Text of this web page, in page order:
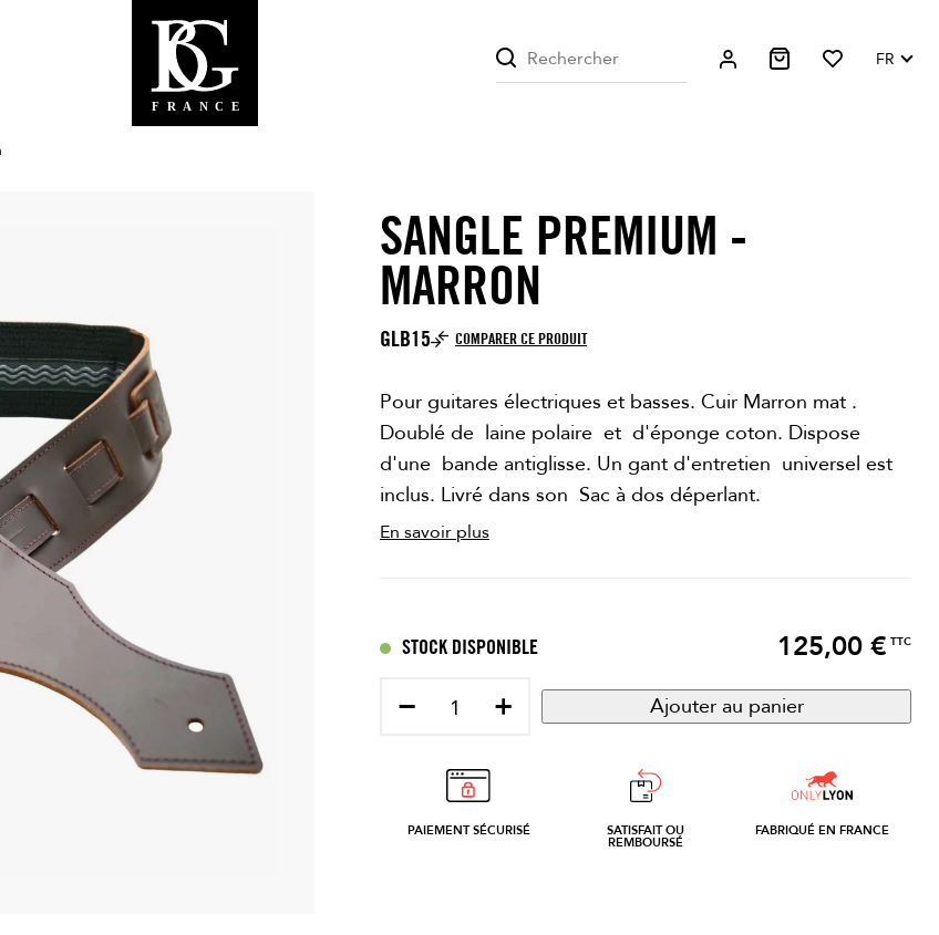
FR
SANGLE PREMIUM -
MARRON
GLB15 COMPARER CE PRODUIT
Pour guitares électriques et basses. Cuir Marron mat .
Doublé de laine polaire et d'éponge coton. Dispose
d'une bande antiglisse. Un gant d'entretien universel est
inclus. Livré dans son Sac à dos déperlant.
En savoir plus
STOCK DISPONIBLE Prix
125,00 € TTC
− + Ajouter au panier
PAIEMENT SÉCURISÉ SATISFAIT OU
REMBOURSÉ
FABRIQUÉ EN FRANCE